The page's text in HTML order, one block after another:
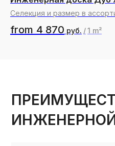
Селекция и размер в
from 4 870 руб. /1 m²